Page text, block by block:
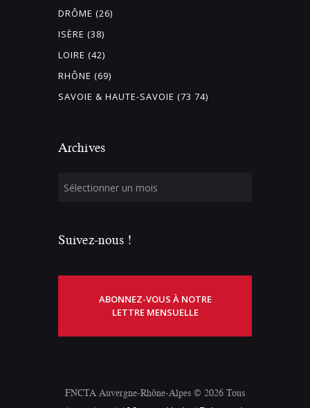
DRÔME (26)
ISÈRE (38)
LOIRE (42)
RHÔNE (69)
SAVOIE & HAUTE-SAVOIE (73 74)
Archives
Suivez-nous !
ABONNEZ-VOUS À NOTRE
LETTRE MENSUELLE
FNCTA Auvergne-Rhône-Alpes © 2026 Tous